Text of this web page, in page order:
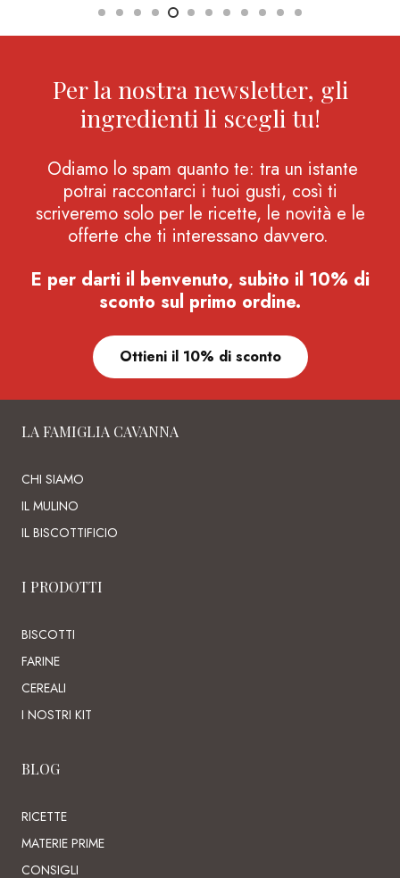
Per la nostra newsletter, gli
ingredienti li scegli tu!
Odiamo lo spam quanto te: tra un istante
potrai raccontarci i tuoi gusti, così ti
scriveremo solo per le ricette, le novità e le
offerte che ti interessano davvero.
E per darti il benvenuto, subito il 10% di
sconto sul primo ordine.
Ottieni il 10% di sconto
LA FAMIGLIA CAVANNA
CHI SIAMO
IL MULINO
IL BISCOTTIFICIO
I PRODOTTI
BISCOTTI
FARINE
CEREALI
I NOSTRI KIT
BLOG
RICETTE
MATERIE PRIME
CONSIGLI